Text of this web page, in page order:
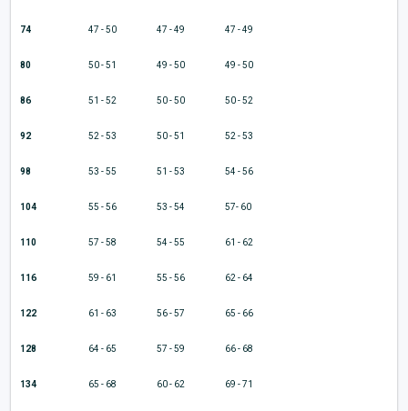
74 47 - 50 47 - 49 47 - 49
80 50 - 51 49 - 50 49 - 50
86 51 - 52 50 - 50 50 - 52
92 52 - 53 50 - 51 52 - 53
98 53 - 55 51 - 53 54 - 56
104 55 - 56 53 - 54 57- 60
110 57 - 58 54 - 55 61 - 62
116 59 - 61 55 - 56 62 - 64
122 61 - 63 56 - 57 65 - 66
128 64 - 65 57 - 59 66 - 68
134 65 - 68 60 - 62 69 - 71